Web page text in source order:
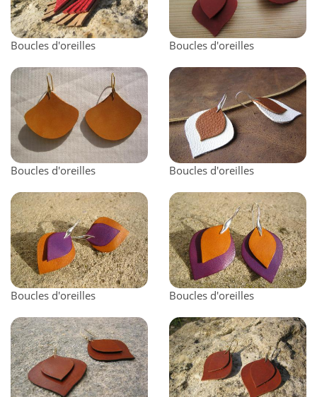
Boucles d'oreilles Boucles d'oreilles
Boucles d'oreilles Boucles d'oreilles
Boucles d'oreilles Boucles d'oreilles